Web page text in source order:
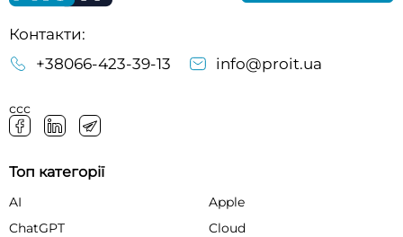
Контакти:
+38066-423-39-13
info@proit.ua
ссс
Топ категорії
AI
Apple
ChatGPT
Cloud